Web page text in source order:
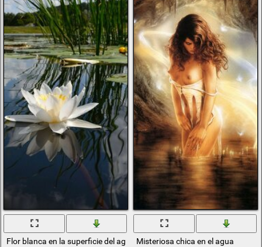
Flor blanca en la superficie del agua Misteriosa chica en el agua